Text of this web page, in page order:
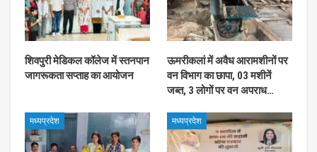
शिवपुरी मेडिकल कॉलेज में स्तनपान
जागरूकता सप्ताह का आयोजन
ऊमरीकलां में अवैध आरामशीनों पर
वन विभाग का छापा, 03 मशीनें
जब्त, 3 लोगों पर वन अपराध…
मध्यप्रदेश मध्यप्रदेश